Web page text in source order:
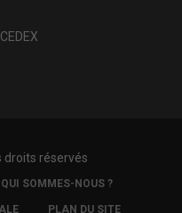
droits réservés
QUI SOMMES-NOUS ?
PLAN DU SITE